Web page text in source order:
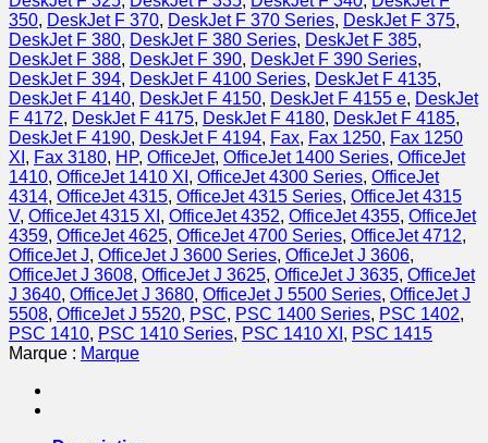
350, DeskJet F 370, DeskJet F 370 Series, DeskJet F 375,
DeskJet F 380, DeskJet F 380 Series, DeskJet F 385,
DeskJet F 388, DeskJet F 390, DeskJet F 390 Series,
DeskJet F 394, DeskJet F 4100 Series, DeskJet F 4135,
DeskJet F 4140, DeskJet F 4150, DeskJet F 4155 e, DeskJet
F 4172, DeskJet F 4175, DeskJet F 4180, DeskJet F 4185,
DeskJet F 4190, DeskJet F 4194, Fax, Fax 1250, Fax 1250
XI , Fax 3180, HP, OfficeJet, OfficeJet 1400 Series, OfficeJet
1410, OfficeJet 1410 XI , OfficeJet 4300 Series, OfficeJet
4314, OfficeJet 4315, OfficeJet 4315 Series, OfficeJet 4315
V, OfficeJet 4315 XI , OfficeJet 4352, OfficeJet 4355, OfficeJet
4359, OfficeJet 4625, OfficeJet 4700 Series, OfficeJet 4712,
OfficeJet J, OfficeJet J 3600 Series, OfficeJet J 3606,
OfficeJet J 3608, OfficeJet J 3625, OfficeJet J 3635, OfficeJet
J 3640, OfficeJet J 3680, OfficeJet J 5500 Series, OfficeJet J
5508, OfficeJet J 5520, PSC, PSC 1400 Series, PSC 1402,
PSC 1410, PSC 1410 Series, PSC 1410 XI , PSC 1415
Marque : Marque